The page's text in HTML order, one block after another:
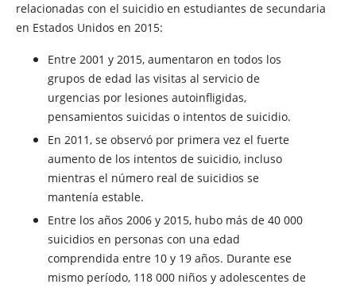
relacionadas con el suicidio en estudiantes de secundaria
en Estados Unidos en 2015:
Entre 2001 y 2015, aumentaron en todos los
grupos de edad las visitas al servicio de
urgencias por lesiones autoinfligidas,
pensamientos suicidas o intentos de suicidio.
En 2011, se observó por primera vez el fuerte
aumento de los intentos de suicidio, incluso
mientras el número real de suicidios se
mantenía estable.
Entre los años 2006 y 2015, hubo más de 40 000
suicidios en personas con una edad
comprendida entre 10 y 19 años. Durante ese
mismo período, 118 000 niños y adolescentes de